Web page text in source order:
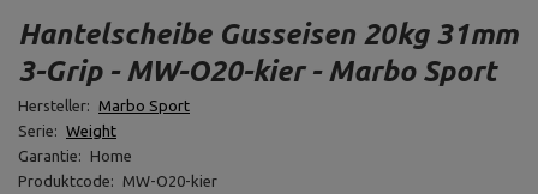
Hantelscheibe Gusseisen 20kg 31mm
3-Grip - MW-O20-kier - Marbo Sport
Hersteller: Marbo Sport
Serie: Weight
Garantie:
Home
Produktcode:
MW-O20-kier